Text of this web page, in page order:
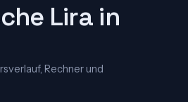
Lira in
Rechner und